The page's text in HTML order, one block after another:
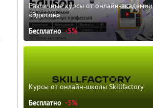
Различные курсы от онлайн-академии
«Эдюсон»
Бесплатно -5%
Курсы от онлайн-школы Skillfactory
Бесплатно -5%